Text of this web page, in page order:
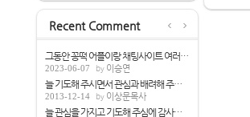
Recent Comment
그동안 꽁떡 어플이랑 채팅사이트 여러개 쓰...
2023-06-07 이승연
늘 기도해 주시면서 관심과 배려해 주심해 ...
2013-12-14 이상문목사
늘 관심을 가지고 기도해 주심에 감사합니다.